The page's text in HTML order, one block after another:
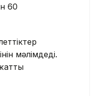
60
мәлімдеді.